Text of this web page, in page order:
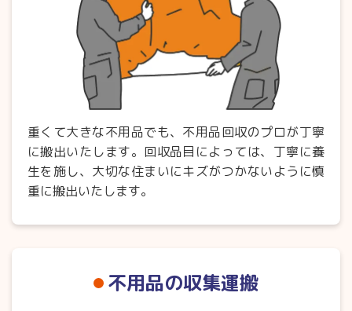
重くて大きな不用品でも、不用品回収のプロが丁寧
に搬出いたします。回収品目によっては、丁寧に養
生を施し、大切な住まいにキズがつかないように慎
重に搬出いたします。
不用品の収集運搬